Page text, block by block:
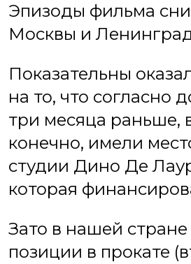
Эпизоды фильма
Москвы и
Показательны
на то, что согласно
три месяца раньше,
конечно, имели
студии Дино Де
которая
Зато в нашей
позиции в прокате